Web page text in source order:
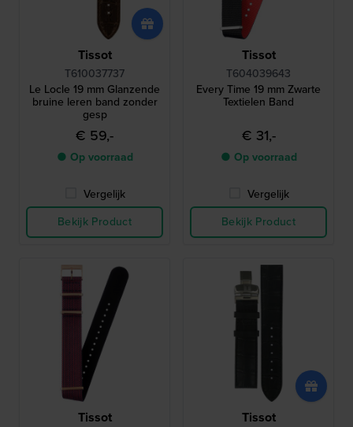
Tissot
T610037737
Le Locle 19 mm Glanzende
bruine leren band zonder
gesp
€ 59,-
● Op voorraad
Vergelijk
Bekijk Product
Tissot
T604039643
Every Time 19 mm Zwarte
Textielen Band
€ 31,-
● Op voorraad
Vergelijk
Bekijk Product
Tissot Tissot